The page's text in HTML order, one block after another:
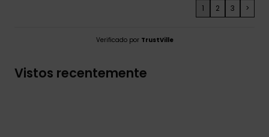
1 2 3 >
Verificado por TrustVille
Vistos recentemente